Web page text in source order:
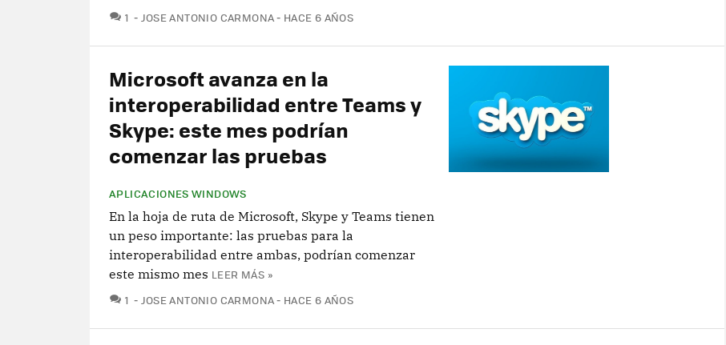
1 COMENTARIOS
JOSE ANTONIO CARMONA HACE 6 AÑOS
Microsoft avanza en la
interoperabilidad entre Teams y
Skype: este mes podrían
comenzar las pruebas
APLICACIONES WINDOWS
En la hoja de ruta de Microsoft, Skype y Teams tienen
un peso importante: las pruebas para la
interoperabilidad entre ambas, podrían comenzar
este mismo mes LEER MÁS »
1 COMENTARIOS
JOSE ANTONIO CARMONA HACE 6 AÑOS